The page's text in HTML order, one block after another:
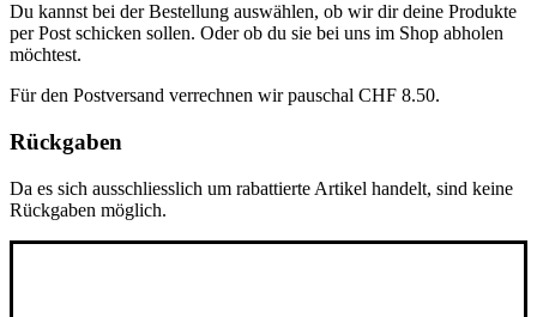
Du kannst bei der Bestellung auswählen, ob wir dir deine Produkte
per Post schicken sollen. Oder ob du sie bei uns im Shop abholen
möchtest.
Für den Postversand verrechnen wir pauschal CHF 8.50.
Rückgaben
Da es sich ausschliesslich um rabattierte Artikel handelt, sind keine
Rückgaben möglich.